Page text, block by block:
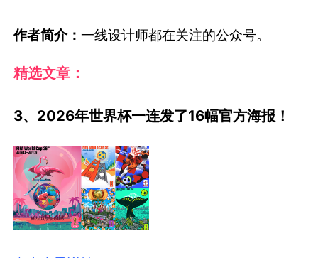
作者简介：一线设计师都在关注的公众号。
精选文章：
3、2026年世界杯一连发了16幅官方海报！